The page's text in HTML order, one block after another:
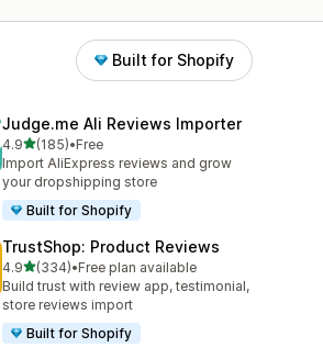
Built for Shopify
Judge.me Ali Reviews Importer
4.9滿分 5 顆星
(185)
共有 185 則評價
•Free
Import AliExpress reviews and grow
your dropshipping store
Built for Shopify
TrustShop: Product Reviews
4.9滿分 5 顆星
(334)
共有 334 則評價
•Free plan available
Build trust with review app, testimonial,
store reviews import
Built for Shopify